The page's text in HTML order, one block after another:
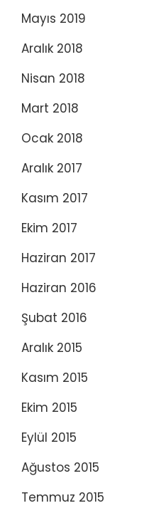
Mayıs 2019
Aralık 2018
Nisan 2018
Mart 2018
Ocak 2018
Aralık 2017
Kasım 2017
Ekim 2017
Haziran 2017
Haziran 2016
Şubat 2016
Aralık 2015
Kasım 2015
Ekim 2015
Eylül 2015
Ağustos 2015
Temmuz 2015